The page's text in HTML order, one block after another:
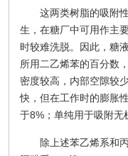
这两类树脂的吸附
生，在糖厂中可用作主
时较难洗脱。因此，糖
所用二乙烯苯的百分数
密度较高，内部空隙较
快，但在工作时的膨胀
于8%；单纯用于吸附无
除上述苯乙烯系和